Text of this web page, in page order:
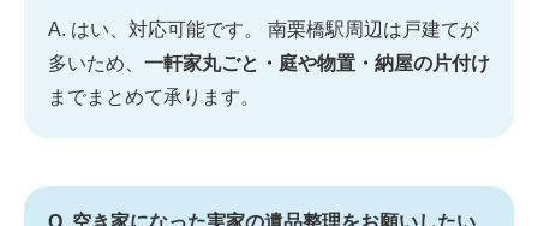
A. はい、対応可能です。 南栗橋駅周辺は戸建てが
多いため、 一軒家丸ごと・庭や物置・納屋の片付け
までまとめて承ります。
Q. 空き家になった実家の遺品整理をお願いしたい